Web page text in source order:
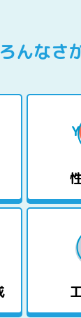
んなさ